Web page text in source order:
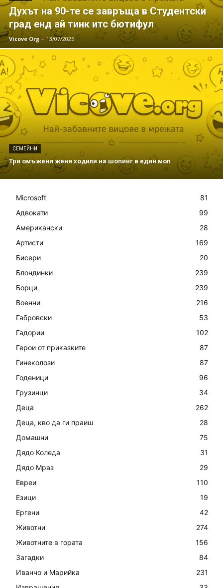
Духът на 90-те се завръща в Студентски
град енд ай тинк итс бютифул
Vicove Org - 13/07/2025
СЕМЕЙНИ
Три омъжени жени ходили на шопинг в един мол
Microsoft
81
Адвокати
99
Американски
28
Артисти
169
Бисери
20
Блондинки
239
Борци
239
Военни
216
Габровски
53
Гадории
102
Герои от приказките
87
Гинеколози
87
Годеници
96
Грузинци
34
Деца
262
Деца, кво да ги праиш
28
Домашни
75
Дядо Коледа
31
Дядо Мраз
29
Евреи
110
Езици
19
Ергени
42
Животни
274
Животните в гората
156
Загадки
84
Иванчо и Марийка
231